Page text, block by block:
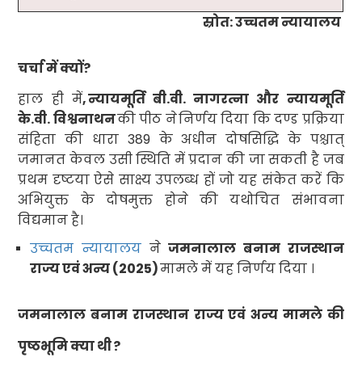
स्रोत: उच्चतम न्यायालय
चर्चा में क्यों?
हाल ही में,न्यायमूर्ति बी.वी. नागरत्ना और न्यायमूर्ति
के.वी. विश्वनाथनकी पीठ नेनिर्णय दिया कि दण्ड प्रक्रिया
संहिता की धारा 389 के अधीन दोषसिद्धि के पश्चात्
जमानत केवल उसी स्थिति में प्रदान की जा सकती है जब
प्रथम दृष्टया ऐसे साक्ष्य उपलब्ध हों जो यह संकेत करें कि
अभियुक्त के दोषमुक्त होने की यथोचित
संभावना
विद्यमान है।
उच्चतम न्यायालय नेजमनालाल बनाम राजस्थान
राज्य एवं अन्य (2025)मामले में यह निर्णय दिया ।
जमनालाल बनाम राजस्थान राज्य एवं अन्य मामले की
पृष्ठभूमि क्या थी?